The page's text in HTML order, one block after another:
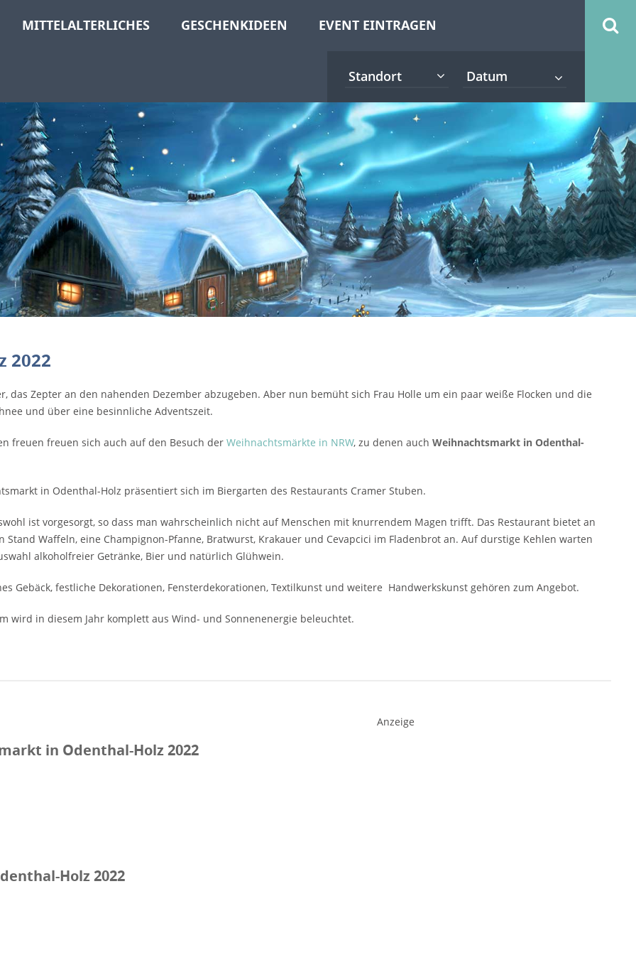
MITTELALTERLICHES GESCHENKIDEEN EVENT EINTRAGEN
Standort
2022
das Zepter an den nahenden Dezember abzugeben. Aber nun bemüht sich Frau Holle um ein paar weiße Flocken und die
und über eine besinnliche Adventszeit.
freuen freuen sich auch auf den Besuch der Weihnachtsmärkte in NRW, zu denen auch Weihnachtsmarkt in Odenthal-
in Odenthal-Holz präsentiert sich im Biergarten des Restaurants Cramer Stuben.
ist vorgesorgt, so dass man wahrscheinlich nicht auf Menschen mit knurrendem Magen trifft. Das Restaurant bietet an
Stand Waffeln, eine Champignon-Pfanne, Bratwurst, Krakauer und Cevapcici im Fladenbrot an. Auf durstige Kehlen warten
alkoholfreier Getränke, Bier und natürlich Glühwein.
Gebäck, festliche Dekorationen, Fensterdekorationen, Textilkunst und weitere Handwerkskunst gehören zum Angebot.
wird in diesem Jahr komplett aus Wind- und Sonnenenergie beleuchtet.
Anzeige
in Odenthal-Holz 2022
Holz 2022